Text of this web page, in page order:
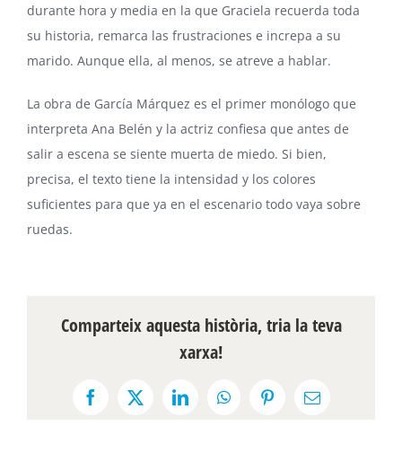
durante hora y media en la que Graciela recuerda toda
su historia, remarca las frustraciones e increpa a su
marido. Aunque ella, al menos, se atreve a hablar.
La obra de García Márquez es el primer monólogo que
interpreta Ana Belén y la actriz confiesa que antes de
salir a escena se siente muerta de miedo. Si bien,
precisa, el texto tiene la intensidad y los colores
suficientes para que ya en el escenario todo vaya sobre
ruedas.
Comparteix aquesta història, tria la teva
xarxa!
Facebook
X LinkedInWhatsAppPinterestEmail: